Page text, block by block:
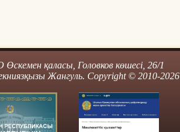
қаласы, Головков көшесі, 26/1
Жангуль. Copyright © 2010-2026